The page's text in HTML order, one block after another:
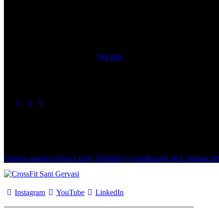
Ver más
instagram
youtube2
linkedin
Conoce nuestro Aviso Legal, Términos y condiciones de
Instagram YouTube LinkedIn